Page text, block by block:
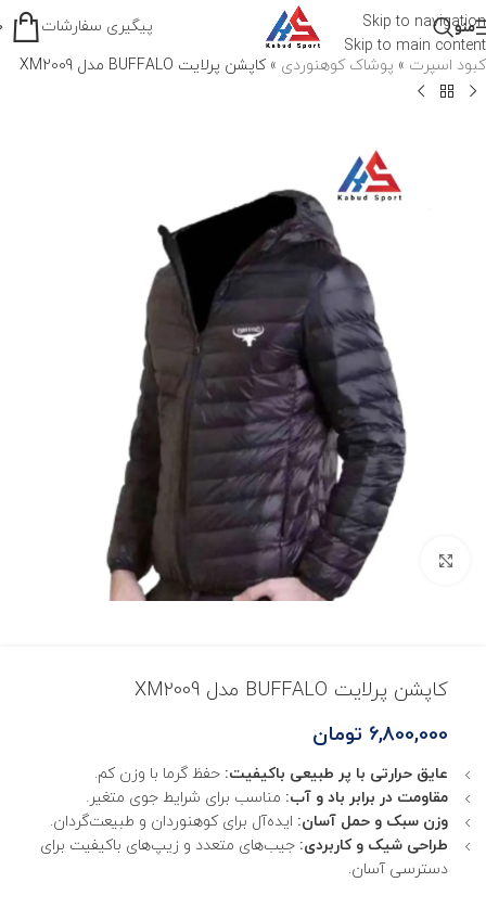
Skip to navigation
Skip to main content
منو پیگیری سفارشات
کبود اسپرت » پوشاک کوهنوردی » کاپشن پرلايت BUFFALO مدل XM2009
بزرگنمایی تصویر
کاپشن پرلايت BUFFALO مدل XM2009
6,800,000 تومان
عایق حرارتی با پر طبیعی باکیفیت: حفظ گرما با وزن کم.
مقاومت در برابر باد و آب: مناسب برای شرایط جوی متغیر.
وزن سبک و حمل آسان: ایده‌آل برای کوهنوردان و طبیعت‌گردان.
طراحی شیک و کاربردی: جیب‌های متعدد و زیپ‌های باکیفیت برای
دسترسی آسان.